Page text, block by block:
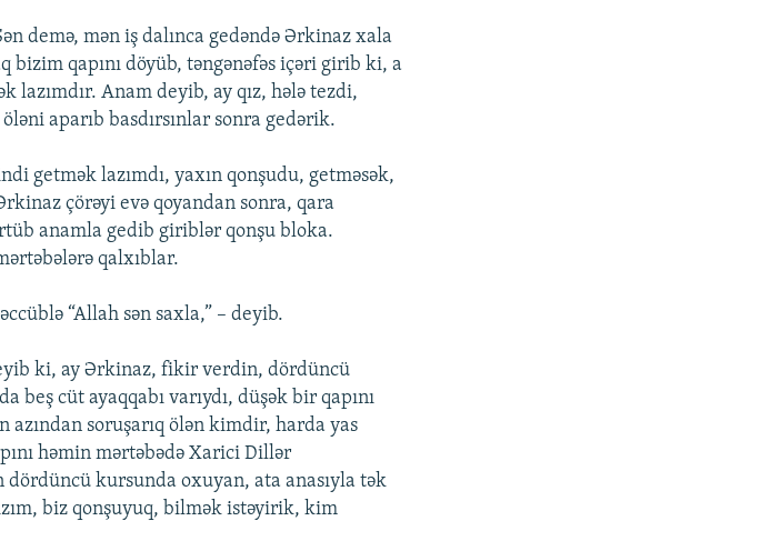
demə, mən iş dalınca gedəndə Ərkinaz xala
bizim qapını döyüb, təngənəfəs içəri girib ki, a
lazımdır. Anam deyib, ay qız, hələ tezdi,
aparıb basdırsınlar sonra gedərik.
getmək lazımdı, yaxın qonşudu, getməsək,
çörəyi evə qoyandan sonra, qara
anamla gedib giriblər qonşu bloka.
qalxıblar.
“Allah sən saxla,” – deyib.
ki, ay Ərkinaz, fikir verdin, dördüncü
beş cüt ayaqqabı varıydı, düşək bir qapını
soruşarıq ölən kimdir, harda yas
həmin mərtəbədə Xarici Dillər
kursunda oxuyan, ata anasıyla tək
biz qonşuyuq, bilmək istəyirik, kim